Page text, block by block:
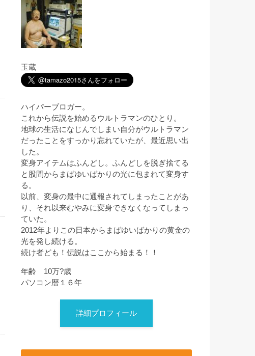
玉蔵
ハイパーブロガー。
これから伝説を始めるウルトラマンのひとり。
地球の生活になじんでしまい自分がウルトラマン
だったことをすっかり忘れていたが、最近思い出
した。
変身アイテムはふんどし。ふんどしを脱ぎ捨てる
と股間からまばゆいばかりの光に包まれて変身す
る。
以前、変身の最中に通報されてしまったことがあ
り、それ以来むやみに変身できなくなってしまっ
ていた。
2012年よりこの日本からまばゆいばかりの黄金の
光を発し続ける。
続け者ども！伝説はここから始まる！！
年齢 10万?歳
パソコン暦１６年
詳細プロフィール